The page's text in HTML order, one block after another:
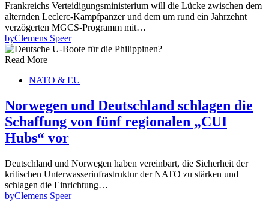
Frankreichs Verteidigungsministerium will die Lücke zwischen dem
alternden Leclerc-Kampfpanzer und dem um rund ein Jahrzehnt
verzögerten MGCS-Programm mit…
byClemens Speer
Read More
NATO & EU
Norwegen und Deutschland schlagen die
Schaffung von fünf regionalen „CUI
Hubs“ vor
Deutschland und Norwegen haben vereinbart, die Sicherheit der
kritischen Unterwasserinfrastruktur der NATO zu stärken und
schlagen die Einrichtung…
byClemens Speer